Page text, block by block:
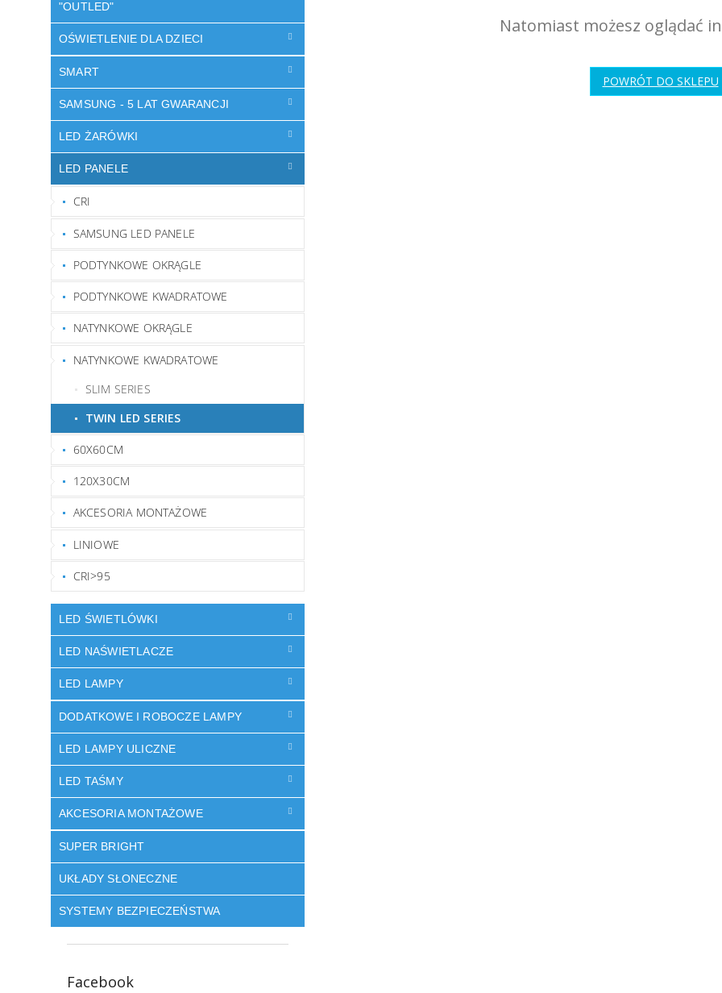
"OUTLED"
OŚWIETLENIE DLA DZIECI
SMART
SAMSUNG - 5 LAT GWARANCJI
LED ŻARÓWKI
LED PANELE
CRI
SAMSUNG LED PANELE
PODTYNKOWE OKRĄGLE
PODTYNKOWE KWADRATOWE
NATYNKOWE OKRĄGLE
NATYNKOWE KWADRATOWE
SLIM SERIES
TWIN LED SERIES
60X60CM
120X30CM
AKCESORIA MONTAŻOWE
LINIOWE
CRI>95
LED ŚWIETLÓWKI
LED NAŚWIETLACZE
LED LAMPY
DODATKOWE I ROBOCZE LAMPY
LED LAMPY ULICZNE
LED TAŚMY
AKCESORIA MONTAŻOWE
SUPER BRIGHT
UKŁADY SŁONECZNE
SYSTEMY BEZPIECZEŃSTWA
Facebook
Natomiast możesz oglądać
POWRÓT DO SKLEPU